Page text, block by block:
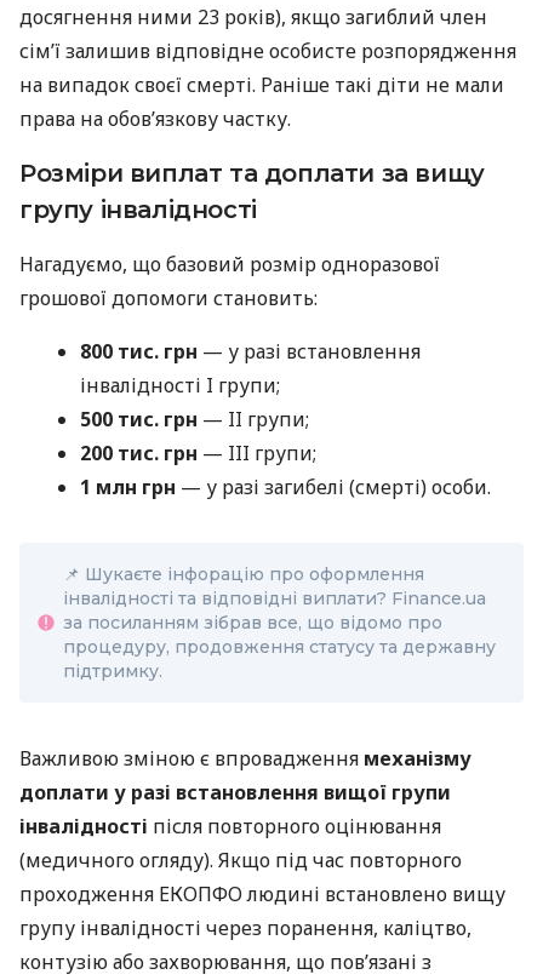
досягнення ними 23 років), якщо загиблий член
сім’ї залишив відповідне особисте розпорядження
на випадок своєї смерті. Раніше такі діти не мали
права на обов’язкову частку.
Розміри виплат та доплати за вищу
групу інвалідності
Нагадуємо, що базовий розмір одноразової
грошової допомоги становить:
800 тис. грн — у разі встановлення
інвалідності I групи;
500 тис. грн — II групи;
200 тис. грн — III групи;
1 млн грн — у разі загибелі (смерті) особи.
📌 Шукаєте інфорацію про оформлення
інвалідності та відповідні виплати? Finance.ua
за посиланням зібрав все, що відомо про
процедуру, продовження статусу та державну
підтримку.
Важливою зміною є впровадження механізму
доплати у разі встановлення вищої групи
інвалідності після повторного оцінювання
(медичного огляду). Якщо під час повторного
проходження ЕКОПФО людині встановлено вищу
групу інвалідності через поранення, каліцтво,
контузію або захворювання, що пов’язані з